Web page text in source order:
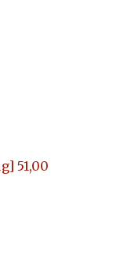
51,00